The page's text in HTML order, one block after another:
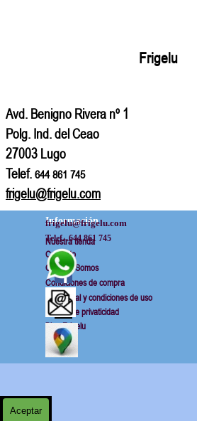
Frigelu
Avd. Benigno Rivera nº 1
Polg. Ind. del Ceao
27003 Lugo
Telef. 644 861 745
frigelu@frigelu.com
Información
Nuestra tienda
Contacto
Quienes Somos
Aviso legal y condiciones de uso
Telef.  644 861 745
Condiciones de compra
frigelu@frigelu.com
Politica de privaticidad
Blog Frigelu
Aceptar